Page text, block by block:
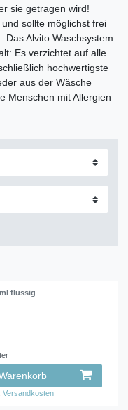
sie getragen wird!
sollte möglichst frei
Alvito Waschsystem
Es verzichtet auf alle
hochwertigste
aus der Wäsche
Menschen mit Allergien
flüssig
Versandkosten